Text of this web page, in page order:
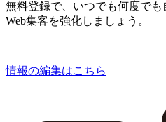
無料登録で、いつでも何度でも
Web集客を強化しましょう。
情報の編集はこちら